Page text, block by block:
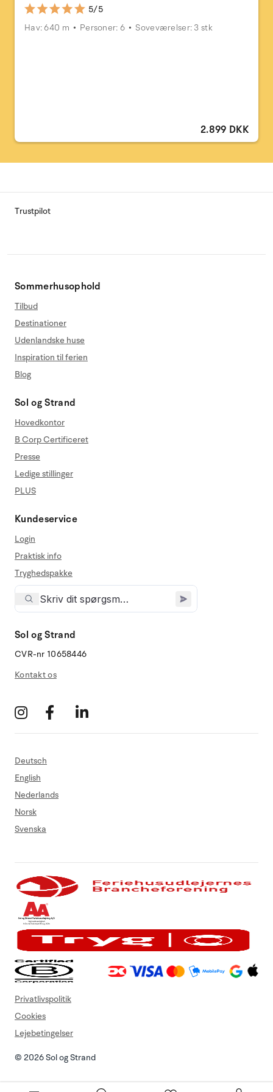
5/5
Hav: 640 m
Personer: 6 Soveværelser: 3 stk
2.899 DKK
Trustpilot
Sommerhusophold
Tilbud
Destinationer
Udenlandske huse
Inspiration til ferien
Blog
Sol og Strand
Hovedkontor
B Corp Certificeret
Presse
Ledige stillinger
PLUS
Kundeservice
Login
Praktisk info
Tryghedspakke
Sol og Strand
CVR-nr 10658446
Kontakt os
Deutsch
English
Nederlands
Norsk
Svenska
© 2026 Sol og Strand
Privatlivspolitik
Cookies
Lejebetingelser